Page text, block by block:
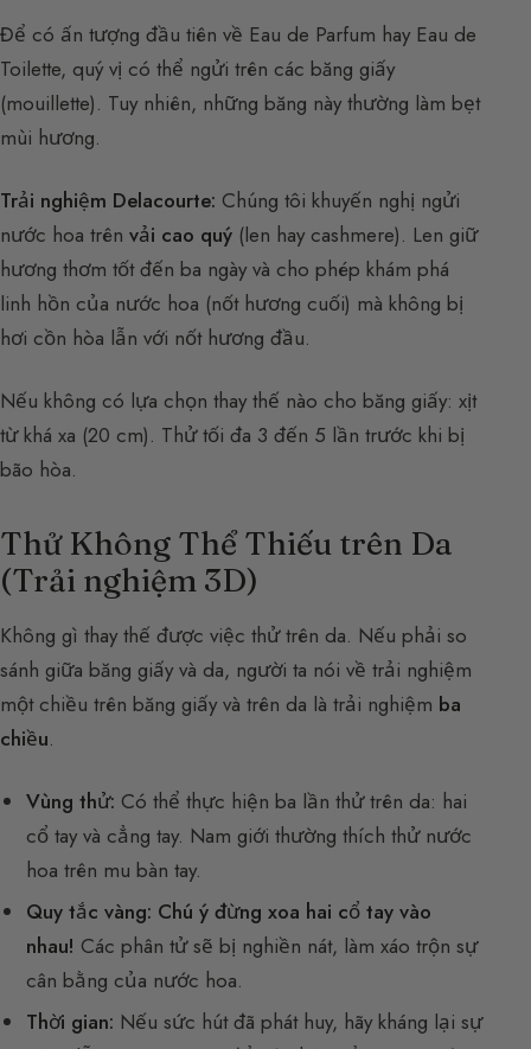
Để có ấn tượng đầu tiên về Eau de Parfum hay Eau de
Toilette, quý vị có thể ngửi trên các băng giấy
(mouillette). Tuy nhiên, những băng này thường làm bẹt
mùi hương.
Trải nghiệm Delacourte: Chúng tôi khuyến nghị ngửi
nước hoa trên vải cao quý (len hay cashmere). Len giữ
hương thơm tốt đến ba ngày và cho phép khám phá
linh hồn của nước hoa (nốt hương cuối) mà không bị
hơi cồn hòa lẫn với nốt hương đầu.
Nếu không có lựa chọn thay thế nào cho băng giấy: xịt
từ khá xa (20 cm). Thử tối đa 3 đến 5 lần trước khi bị
bão hòa.
Thử Không Thể Thiếu trên Da
(Trải nghiệm 3D)
Không gì thay thế được việc thử trên da. Nếu phải so
sánh giữa băng giấy và da, người ta nói về trải nghiệm
một chiều trên băng giấy và trên da là trải nghiệm ba
chiều.
Vùng thử: Có thể thực hiện ba lần thử trên da: hai
cổ tay và cẳng tay. Nam giới thường thích thử nước
hoa trên mu bàn tay.
Quy tắc vàng: Chú ý đừng xoa hai cổ tay vào
nhau! Các phân tử sẽ bị nghiền nát, làm xáo trộn sự
cân bằng của nước hoa.
Thời gian: Nếu sức hút đã phát huy, hãy kháng lại sự